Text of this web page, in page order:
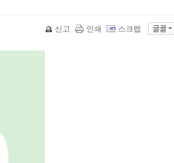
신고 인쇄 스크랩